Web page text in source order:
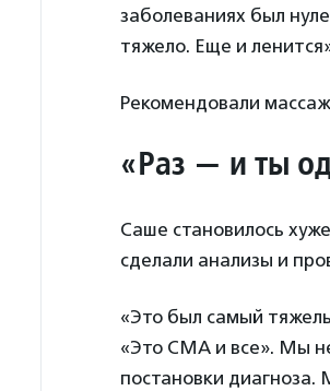
заболеваниях был
тяжело. Еще и
Рекомендовали
«Раз — и ты
Саше становилось
сделали анализы и
«Это был самый
«Это СМА и все». Мы
постановки диагноза.